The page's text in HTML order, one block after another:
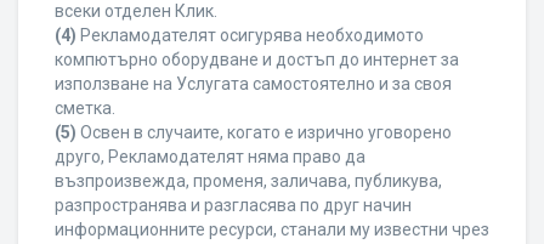
всеки отделен Клик.
(4) Рекламодателят осигурява необходимото
компютърно оборудване и достъп до интернет за
използване на Услугата самостоятелно и за своя
сметка.
(5) Освен в случаите, когато е изрично уговорено
друго, Рекламодателят няма право да
възпроизвежда, променя, заличава, публикува,
разпространява и разгласява по друг начин
информационните ресурси, станали му известни чрез